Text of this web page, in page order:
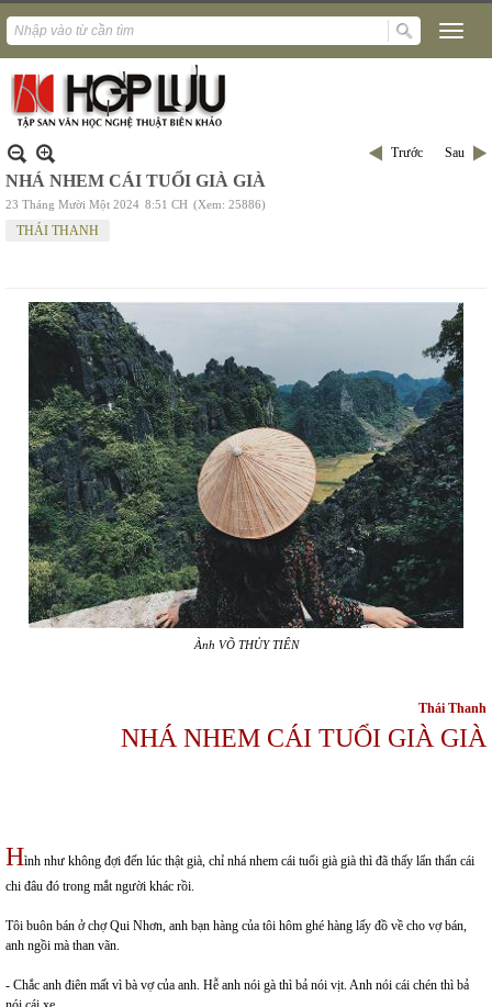
Trước Sau
NHÁ NHEM CÁI TUỔI GIÀ GIÀ
23 Tháng Mười Một 2024 8:51 CH (Xem: 25886)
THÁI THANH
Ành VÕ THỦY TIÊN
Thái Thanh
NHÁ NHEM CÁI TUỔI GIÀ GIÀ
Hình như không đợi đến lúc thật già, chỉ nhá nhem cái tuổi già già thì đã thấy lẩn thẩn cái
chi đâu đó trong mắt người khác rồi.
Tôi buôn bán ở chợ Qui Nhơn, anh bạn hàng của tôi hôm ghé hàng lấy đồ về cho vợ bán,
anh ngồi mà than vãn.
- Chắc anh điên mất vì bà vợ của anh. Hễ anh nói gà thì bả nói vịt. Anh nói cái chén thì bả